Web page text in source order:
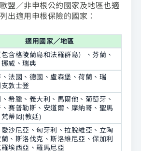
盟／非申根公約國家及地區也適
出適用申根保險的國家：
適用國家／地區
含格陵蘭島和法羅群島）、芬蘭、
威、瑞典
法國、德國、盧森堡、荷蘭、瑞
敦士登
希臘、義大利、馬爾他、葡萄牙、
賽普勒斯、安道爾、摩納哥、聖馬
蒂岡(教廷)
沙尼亞、匈牙利、拉脫維亞、立陶
、斯洛伐克、斯洛維尼亞、保加利
埃西亞、羅馬尼亞